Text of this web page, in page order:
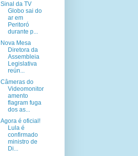
Sinal da TV
Globo sai do
ar em
Peritoró
durante p...
Nova Mesa
Diretora da
Assembleia
Legislativa
reún...
Câmeras do
Videomonitor
amento
flagram fuga
dos as...
Agora é oficial!
Lula é
confirmado
ministro de
Di...